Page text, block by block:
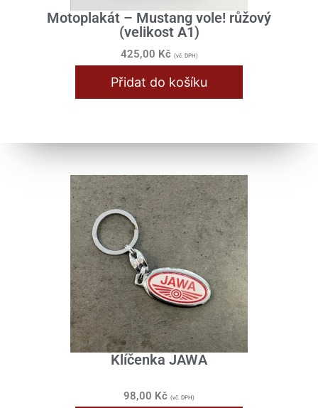
Motoplakát – Mustang vole! růžový
(velikost A1)
425,00 Kč (vč. DPH)
Přidat do košíku
Klíčenka JAWA
98,00 Kč (vč. DPH)